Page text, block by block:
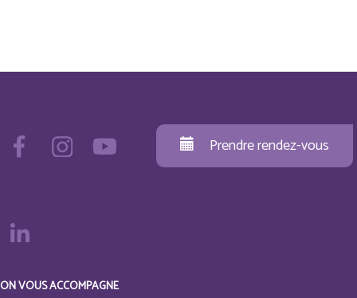
Prendre rendez-vous
ON VOUS ACCOMPAGNE